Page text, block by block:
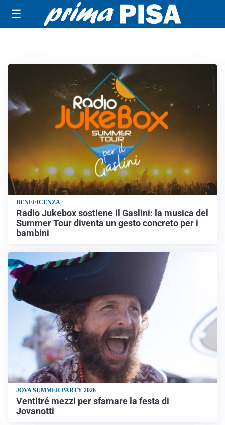
☰
BENEFICENZA
Radio Jukebox sostiene il Gaslini: la musica del
Summer Tour diventa un gesto concreto per i
bambini
JOVA SUMMER PARTY 2026
Ventitré mezzi per sfamare la festa di
Jovanotti